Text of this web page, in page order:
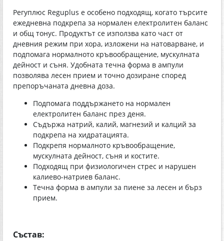
Регуплюс Reguplus е особено подходящ, когато търсите
ежедневна подкрепа за нормален електролитен баланс
и общ тонус. Продуктът се използва като част от
дневния режим при хора, изложени на натоварване, и
подпомага нормалното кръвообращение, мускулната
дейност и съня. Удобната течна форма в ампули
позволява лесен прием и точно дозиране според
препоръчаната дневна доза.
Подпомага поддържането на нормален
електролитен баланс през деня.
Съдържа натрий, калий, магнезий и калций за
подкрепа на хидратацията.
Подкрепя нормалното кръвообращение,
мускулната дейност, съня и костите.
Подходящ при физиологичен стрес и нарушен
калиево-натриев баланс.
Течна форма в ампули за пиене за лесен и бърз
прием.
Състав: